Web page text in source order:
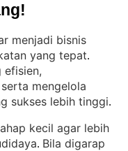
menjadi bisnis
yang tepat
efisien,
mengelola
sukses lebih tinggi.
kecil agar lebih
. Bila digarap